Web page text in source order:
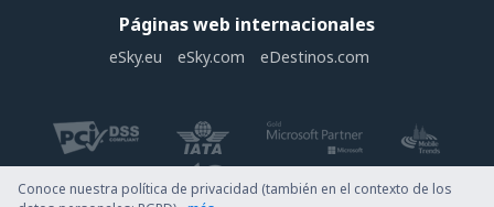
Páginas web internacionales
eSky.eu eSky.com eDestinos.com
Conoce nuestra política de privacidad (también en el contexto de los